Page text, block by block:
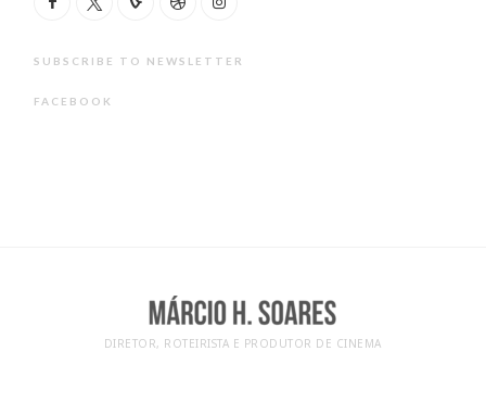
SUBSCRIBE TO NEWSLETTER
FACEBOOK
DIRETOR, ROTEIRISTA E PRODUTOR DE CINEMA